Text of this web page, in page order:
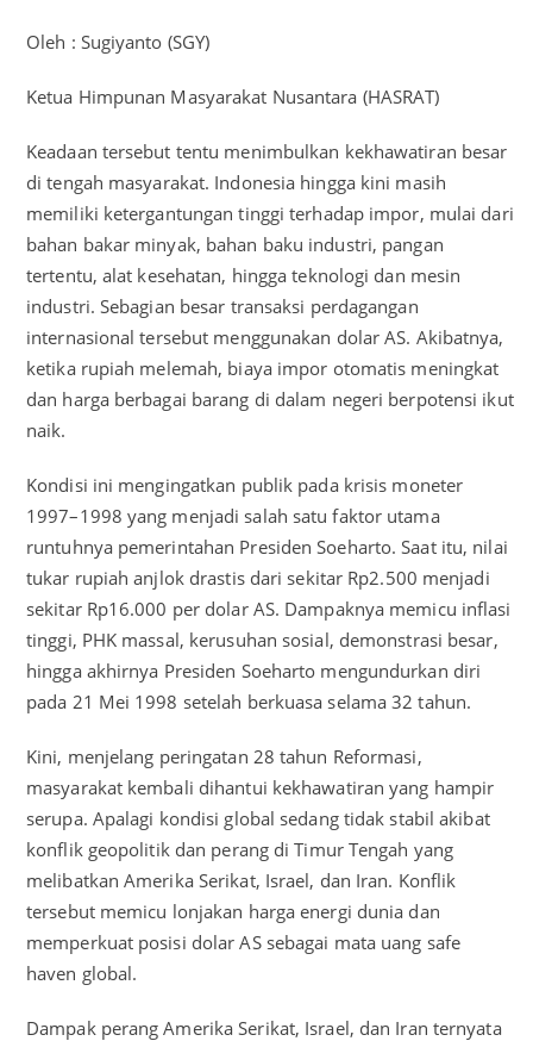
Oleh : Sugiyanto (SGY)
Ketua Himpunan Masyarakat Nusantara (HASRAT)
Keadaan tersebut tentu menimbulkan kekhawatiran besar
di tengah masyarakat. Indonesia hingga kini masih
memiliki ketergantungan tinggi terhadap impor, mulai dari
bahan bakar minyak, bahan baku industri, pangan
tertentu, alat kesehatan, hingga teknologi dan mesin
industri. Sebagian besar transaksi perdagangan
internasional tersebut menggunakan dolar AS. Akibatnya,
ketika rupiah melemah, biaya impor otomatis meningkat
dan harga berbagai barang di dalam negeri berpotensi ikut
naik.
Kondisi ini mengingatkan publik pada krisis moneter
1997–1998 yang menjadi salah satu faktor utama
runtuhnya pemerintahan Presiden Soeharto. Saat itu, nilai
tukar rupiah anjlok drastis dari sekitar Rp2.500 menjadi
sekitar Rp16.000 per dolar AS. Dampaknya memicu inflasi
tinggi, PHK massal, kerusuhan sosial, demonstrasi besar,
hingga akhirnya Presiden Soeharto mengundurkan diri
pada 21 Mei 1998 setelah berkuasa selama 32 tahun.
Kini, menjelang peringatan 28 tahun Reformasi,
masyarakat kembali dihantui kekhawatiran yang hampir
serupa. Apalagi kondisi global sedang tidak stabil akibat
konflik geopolitik dan perang di Timur Tengah yang
melibatkan Amerika Serikat, Israel, dan Iran. Konflik
tersebut memicu lonjakan harga energi dunia dan
memperkuat posisi dolar AS sebagai mata uang safe
haven global.
Dampak perang Amerika Serikat, Israel, dan Iran ternyata